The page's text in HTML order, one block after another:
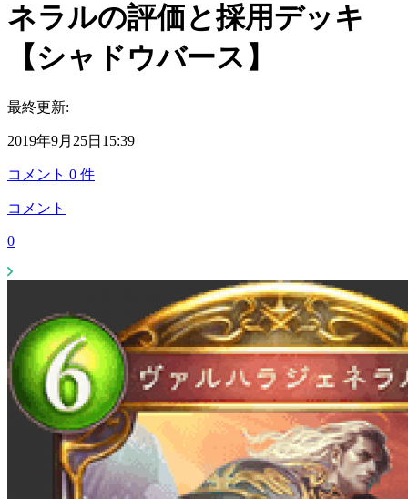
ネラルの評価と採用デッキ
【シャドウバース】
最終更新:
2019年9月25日15:39
コメント 0 件
コメント
0